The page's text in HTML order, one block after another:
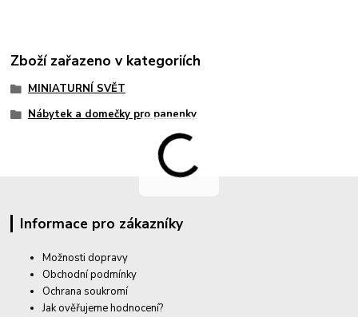
Zboží zařazeno v kategoriích
MINIATURNÍ SVĚT
Nábytek a domečky pro panenky
Informace pro zákazníky
Možnosti dopravy
Obchodní podmínky
Ochrana soukromí
Jak ověřujeme hodnocení?